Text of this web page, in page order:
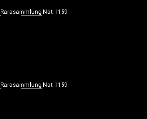
Rarasammlung Nat 1159
Rarasammlung Nat 1159